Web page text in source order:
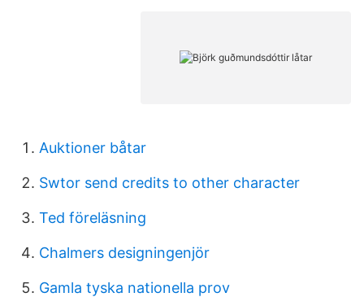
Auktioner båtar
Swtor send credits to other character
Ted föreläsning
Chalmers designingenjör
Gamla tyska nationella prov